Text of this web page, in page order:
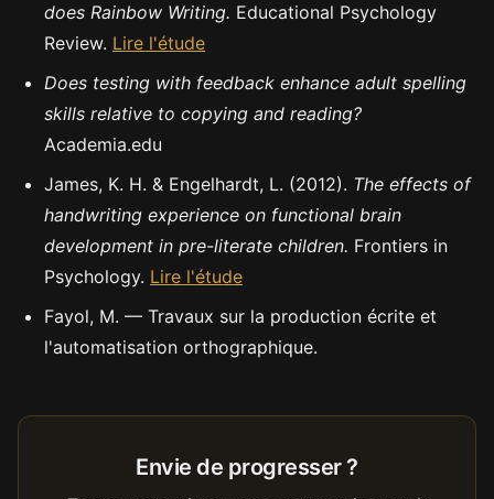
does Rainbow Writing. Educational Psychology
Review. Lire l'étude
Does testing with feedback enhance adult spelling
skills relative to copying and reading?
Academia.edu
James, K. H. & Engelhardt, L. (2012). The effects of
handwriting experience on functional brain
development in pre-literate children. Frontiers in
Psychology. Lire l'étude
Fayol, M. — Travaux sur la production écrite et
l'automatisation orthographique.
Envie de progresser ?